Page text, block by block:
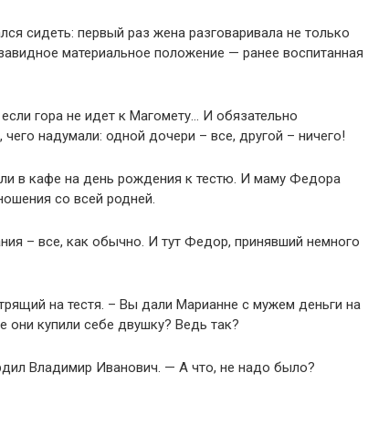
сидеть: первый раз жена разговаривала не только
материальное положение — ранее воспитанная
гора не идет к Магомету… И обязательно
надумали: одной дочери – все, другой – ничего!
в кафе на день рождения к тестю. И маму Федора
со всей родней.
– все, как обычно. И тут Федор, принявший немного
на тестя. – Вы дали Марианне с мужем деньги на
купили себе двушку? Ведь так?
Владимир Иванович. — А что, не надо было?